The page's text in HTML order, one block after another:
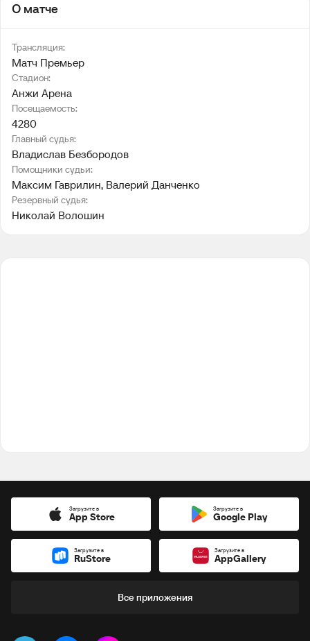
О матче
Трансляция:
Матч Премьер
Стадион:
Анжи Арена
Посещаемость:
4280
Главный судья:
Владислав Безбородов
Помощники судьи:
Максим Гаврилин, Валерий Данченко
Резервный судья:
Николай Волошин
Загрузите в
App Store
Загрузите в
Google Play
Загрузите в
RuStore
Загрузите в
AppGallery
Все приложения